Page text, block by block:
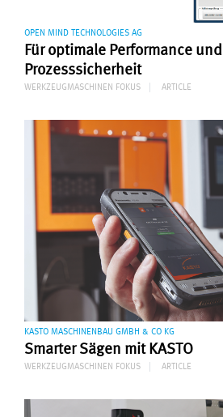
OPEN MIND TECHNOLOGIES AG
Für optimale Performance und
Prozesssicherheit
WERKZEUGMASCHINEN FOKUS ARTICLE
KASTO MASCHINENBAU GMBH & CO KG
Smarter Sägen mit KASTO
WERKZEUGMASCHINEN FOKUS ARTICLE